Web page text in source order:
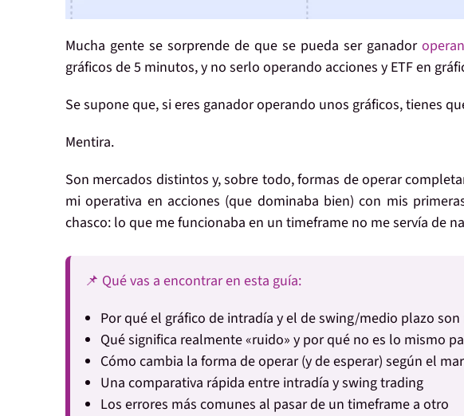
Mucha gente se sorprende de que se pueda ser ganador
gráficos de 5 minutos, y no serlo operando acciones y ETF en
Se supone que, si eres ganadoroperando unos gráficos, tienes
Mentira.
Son mercados distintos y, sobre todo,formas de operar
mi operativa en acciones (que dominaba bien) con mis
chasco: lo que me funcionaba en un timeframe no me servía de
📌 Qué vas a encontrar en esta guía:
Por qué el gráfico de intradía y el de swing/medio plazo
Qué significa realmente «ruido» y por qué no es lo mismo
Cómo cambia la forma de operar (y de esperar) según el
Una comparativa rápida entre intradía y swing trading
Los errores más comunes al pasar de un timeframe a otro